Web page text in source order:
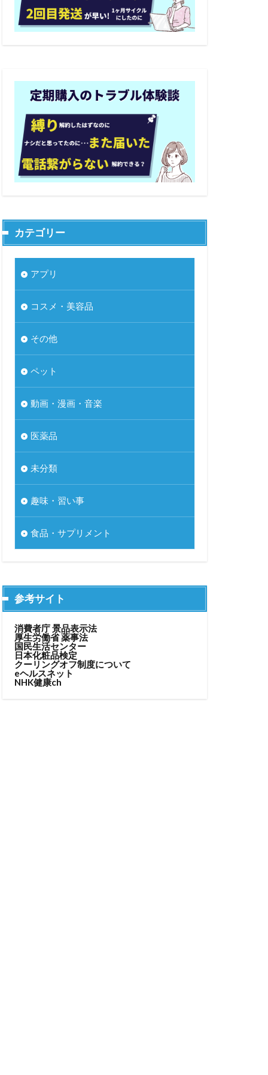
カテゴリー
アプリ
コスメ・美容品
その他
ペット
動画・漫画・音楽
医薬品
未分類
趣味・習い事
食品・サプリメント
参考サイト
消費者庁 景品表示法
厚生労働省 薬事法
国民生活センター
日本化粧品検定
クーリングオフ制度について
eヘルスネット
NHK健康ch